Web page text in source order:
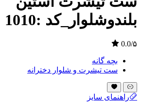
بلندوشلوار_کد :1010
0.0/۵
بچه گانه
ست تیشرت و شلوار دخترانه
راهنمای سایز